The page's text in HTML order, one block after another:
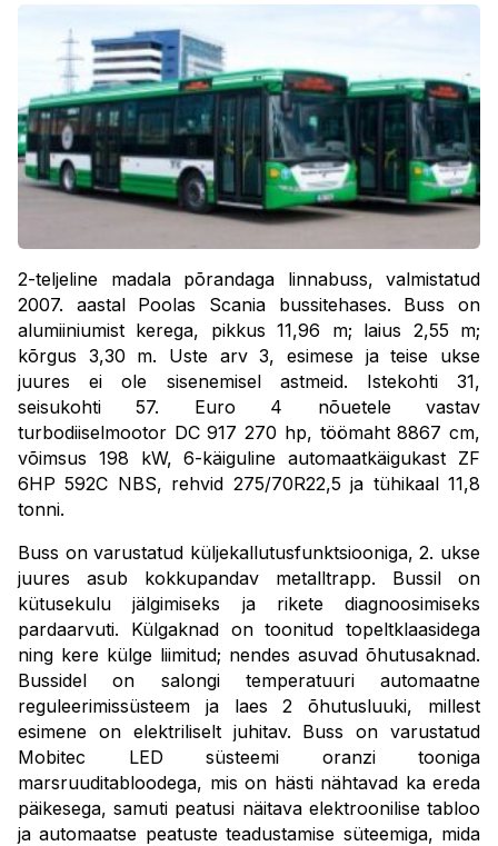
2-teljeline madala põrandaga linnabuss, valmistatud
2007. aastal Poolas Scania bussitehases. Buss on
alumiiniumist kerega, pikkus 11,96 m; laius 2,55 m;
kõrgus 3,30 m. Uste arv 3, esimese ja teise ukse
juures ei ole sisenemisel astmeid. Istekohti 31,
seisukohti 57. Euro 4 nõuetele vastav
turbodiiselmootor DC 917 270 hp, töömaht 8867 cm,
võimsus 198 kW, 6-käiguline automaatkäigukast ZF
6HP 592C NBS, rehvid 275/70R22,5 ja tühikaal 11,8
tonni.
Buss on varustatud küljekallutusfunktsiooniga, 2. ukse
juures asub kokkupandav metalltrapp. Bussil on
kütusekulu jälgimiseks ja rikete diagnoosimiseks
pardaarvuti. Külgaknad on toonitud topeltklaasidega
ning kere külge liimitud; nendes asuvad õhutusaknad.
Bussidel on salongi temperatuuri automaatne
reguleerimissüsteem ja laes 2 õhutusluuki, millest
esimene on elektriliselt juhitav. Buss on varustatud
Mobitec LED süsteemi oranzi tooniga
marsruuditabloodega, mis on hästi nähtavad ka ereda
päikesega, samuti peatusi näitava elektroonilise tabloo
ja automaatse peatuste teadustamise süteemiga, mida